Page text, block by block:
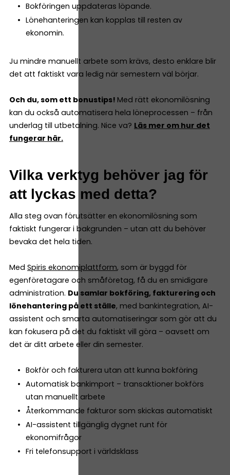
Bokföringen uppdateras löpande.
Lönehanteringen kan kopplas till resten av
ekonomin.
Ju mindre manuellt arbete som krävs, desto enklare blir
det att faktiskt vara ledig när semestern väl börjar.
Och du, som ett bonustips! Med rätt ekonomilösning
kan du också automatisera hela löneprocessen – från
underlag till utbetalning. Nice va? Läs mer om hur det
fungerar här.
Vilka verktyg behöver jag för
att lyckas med detta?
Alla steg ovan förutsätter en ekonomilösning som
faktiskt fungerar i bakgrunden – utan att du behöver
bevaka det hela tiden.
Med Spiris ekonomiplattform, som är byggd för
egenföretagare och småföretag, få du en smidigare
administration. Du samlar bokföring, fakturering och
lönehantering på ett ställe, med bankintegration, AI-
assistent och smarta automatiseringar som gör att du
kan fokusera på det du faktiskt vill göra – oavsett om
det är ditt arbete eller din semester.
Bokför och fakturera utan att kunna bokföring
Automatisk bankimport – transaktioner bokförs
utan manuellt arbete
Återkommande fakturor som skickas automatiskt
AI-assistent tillgänglig dygnet runt för
ekonomifrågor
Fri telefonsupport i världsklass